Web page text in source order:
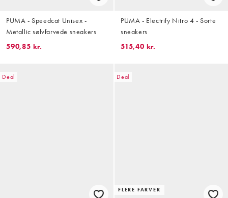
PUMA - Speedcat Unisex -
Metallic sølvfarvede sneakers
590,85 kr.
PUMA - Electrify Nitro 4 - Sorte
sneakers
515,40 kr.
Deal Deal
FLERE FARVER